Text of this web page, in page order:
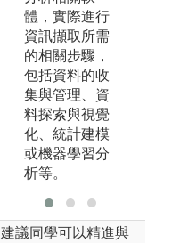
考解答習
題）。
體，實際進行
資訊擷取所需
的相關步驟，
包括資料的收
集與管理、資
料探索與視覺
化、統計建模
或機器學習分
析等。
建議同學可以精進與